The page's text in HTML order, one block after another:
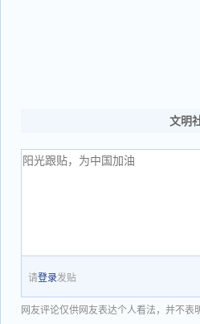
文明
请登录发贴
网友评论仅供网友表达个人看法，并不表